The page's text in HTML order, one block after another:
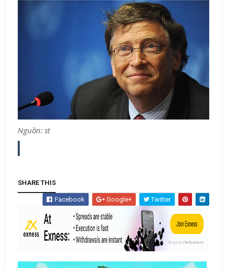
Nguồn: st
SHARE THIS
Facebook Google+ Twitter